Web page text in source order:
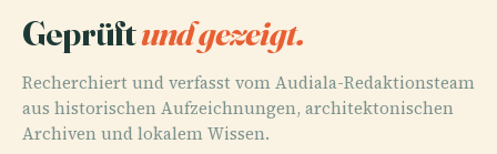
Geprüftund gezeigt.
Recherchiert und verfasst vom Audiala-Redaktionsteam
aus historischen Aufzeichnungen, architektonischen
Archiven und lokalem Wissen.